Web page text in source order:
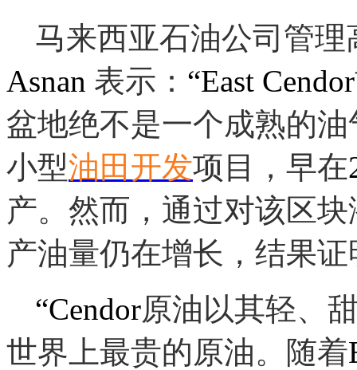
马来西亚石油公司管理
Asnan 表示： “East Cendor
盆地绝不是一个成熟的油
小型油田开发项目，早在
产。然而，通过对该区
产油量仍在增长，结果
“Cendor原油以其轻、
世界上最贵的原油。随着